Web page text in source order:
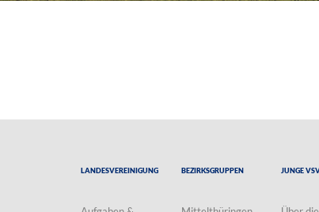
Landesvereinigung Bezirksgruppen Junge